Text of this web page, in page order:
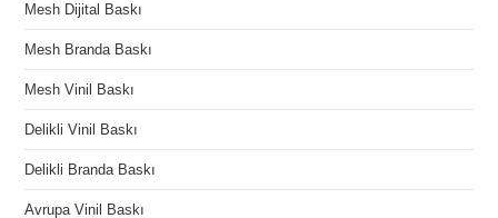
Mesh Dijital Baskı
Mesh Branda Baskı
Mesh Vinil Baskı
Delikli Vinil Baskı
Delikli Branda Baskı
Avrupa Vinil Baskı